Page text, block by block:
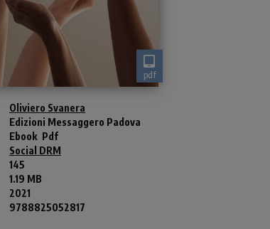
pdf
Oliviero Svanera
Edizioni Messaggero Padova
Ebook Pdf
Social DRM
145
1.19 MB
2021
9788825052817